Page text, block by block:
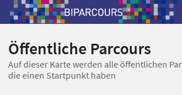
Öffentliche Parcours
Auf dieser Karte werden alle öffentlichen
die einen Startpunkt haben